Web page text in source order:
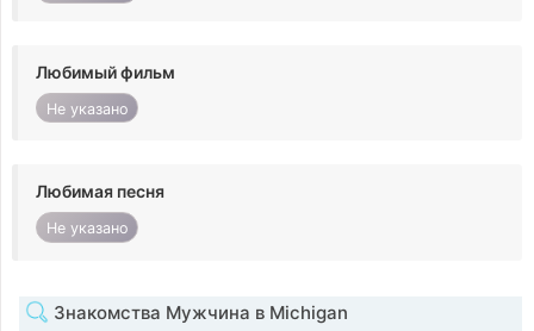
Любимый фильм
Не указано
Любимая песня
Не указано
Знакомства Мужчина в Michigan